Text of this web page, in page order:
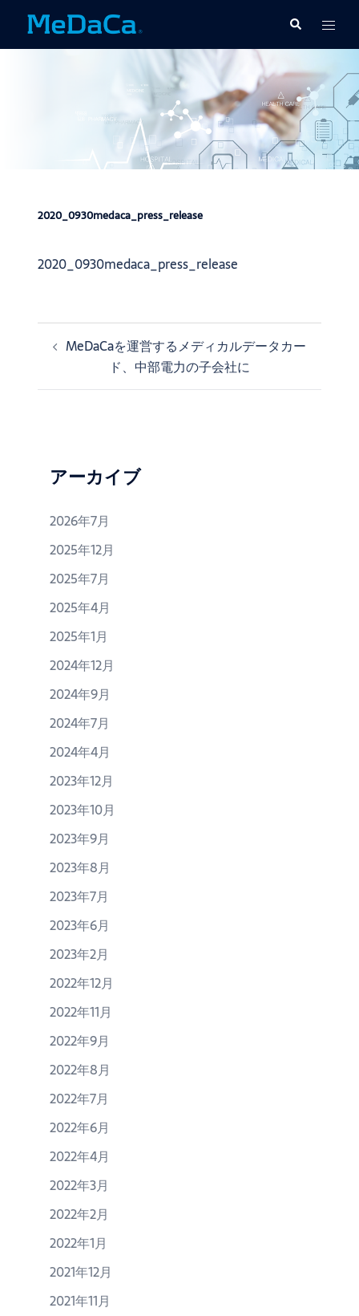
テ
検
索
ト
グ
メ
ニ
ュ
ー
2020_0930medaca_press_release
2020_0930medaca_press_release
投
ナ
シ
ョ
MeDaCaを運営するメディカルデータカー
ド、中部電力の子会社に
アーカイブ
2026年7月
2025年12月
2025年7月
2025年4月
2025年1月
2024年12月
2024年9月
2024年7月
2024年4月
2023年12月
2023年10月
2023年9月
2023年8月
2023年7月
2023年6月
2023年2月
2022年12月
2022年11月
2022年9月
2022年8月
2022年7月
2022年6月
2022年4月
2022年3月
2022年2月
2022年1月
2021年12月
2021年11月